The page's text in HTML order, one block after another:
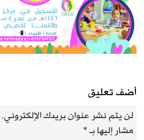
أضف تعليق
لن يتم نشر عنوان بريدك الإلكتروني.
مشار إليها بـ*